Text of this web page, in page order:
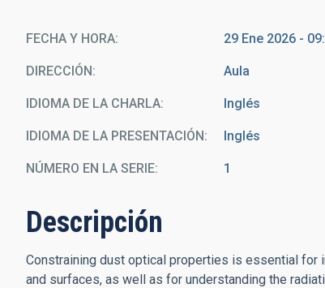
navegación
FECHA Y HORA 29 Ene 2026 -
DIRECCIÓN Aula
IDIOMA DE LA CHARLA Inglés
IDIOMA DE LA PRESENTACIÓN Inglés
NÚMERO EN LA SERIE 1
Descripción
Constraining dust optical properties is essential
and surfaces, as well as for understanding the